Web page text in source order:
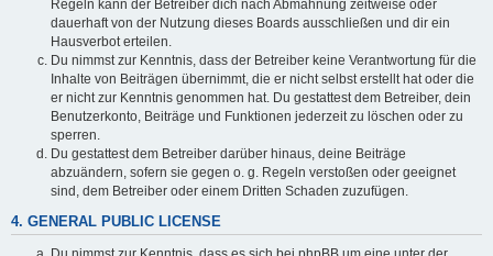
Regeln kann der Betreiber dich nach Abmahnung zeitweise oder
dauerhaft von der Nutzung dieses Boards ausschließen und dir ein
Hausverbot erteilen.
Du nimmst zur Kenntnis, dass der Betreiber keine Verantwortung für die
Inhalte von Beiträgen übernimmt, die er nicht selbst erstellt hat oder die
er nicht zur Kenntnis genommen hat. Du gestattest dem Betreiber, dein
Benutzerkonto, Beiträge und Funktionen jederzeit zu löschen oder zu
sperren.
Du gestattest dem Betreiber darüber hinaus, deine Beiträge
abzuändern, sofern sie gegen o. g. Regeln verstoßen oder geeignet
sind, dem Betreiber oder einem Dritten Schaden zuzufügen.
4. GENERAL PUBLIC LICENSE